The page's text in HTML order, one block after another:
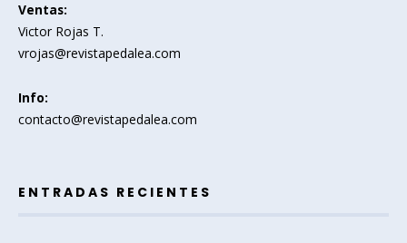
Ventas:
Victor Rojas T.
vrojas@revistapedalea.com
Info:
contacto@revistapedalea.com
ENTRADAS RECIENTES